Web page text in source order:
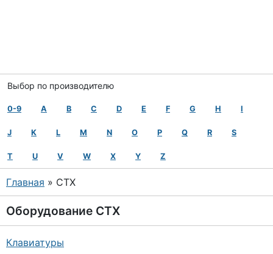
Выбор по производителю
0-9 A B C D E F G H I
J K L M N O P Q R S
T U V W X Y Z
Главная » CTX
Оборудование CTX
Клавиатуры